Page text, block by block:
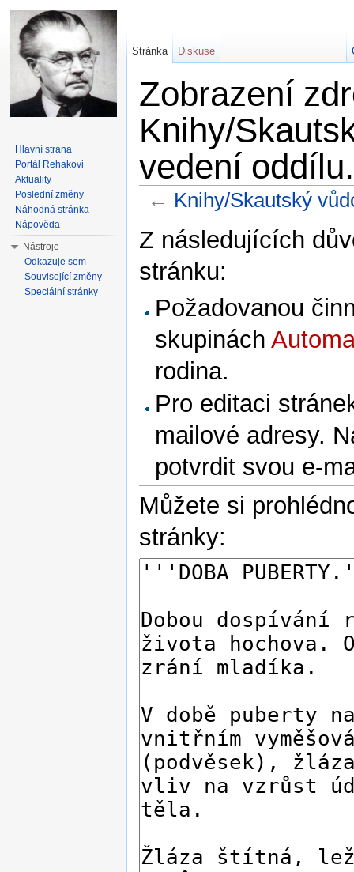
Zobrazení
Knihy/
vedení
← Knihy/Skautský
Z následujících
stránku:
Požadovanou
skupinách
rodina.
Pro editaci
mailové adresy.
potvrdit svou e-
Můžete si
stránky:
Stránka Diskuse
Hlavní strana
Portál Rehakovi
Aktuality
Poslední změny
Náhodná stránka
Nápověda
Nástroje
Odkazuje sem
Související změny
Speciální stránky